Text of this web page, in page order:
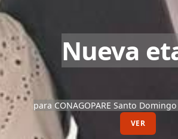
Nueva
para CONAGOPARE Santo
VER